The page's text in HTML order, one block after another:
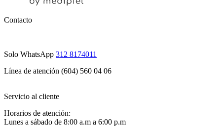
Contacto
Solo WhatsApp 312 8174011
Línea de atención (604) 560 04 06
Servicio al cliente
Horarios de atención:
Lunes a sábado de 8:00 a.m a 6:00 p.m